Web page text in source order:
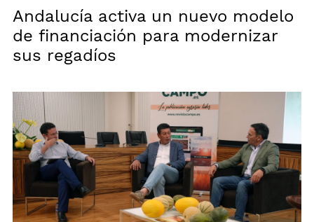
Andalucía activa un nuevo modelo
de financiación para modernizar
sus regadíos